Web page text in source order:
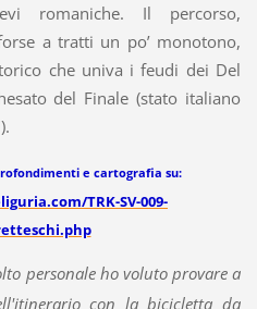
romaniche. Il percorso,
a tratti un po’ monotono,
che univa i feudi dei Del
del Finale (stato italiano
e cartografia su:
TRK-SV-009-
personale ho voluto provare a
con la bicicletta da